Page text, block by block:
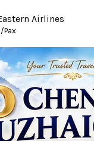
Airlines
/Pax